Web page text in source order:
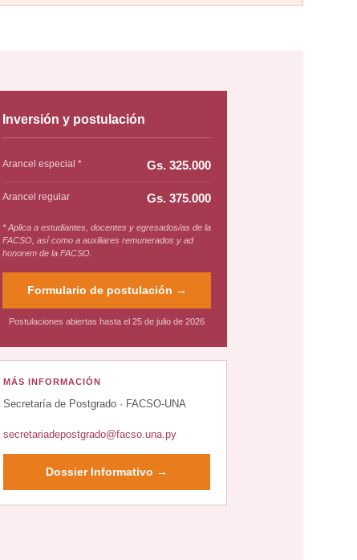
Inversión y postulación
Arancel especial * Gs. 325.000
Arancel regular Gs. 375.000
* Aplica a estudiantes, docentes y egresados/as de la
FACSO, así como a auxiliares remunerados y ad
honorem de la FACSO.
Formulario de postulación →
Postulaciones abiertas hasta el 25 de julio de 2026
MÁS INFORMACIÓN
Secretaría de Postgrado · FACSO-UNA
secretariadepostgrado@facso.una.py
Dossier Informativo →